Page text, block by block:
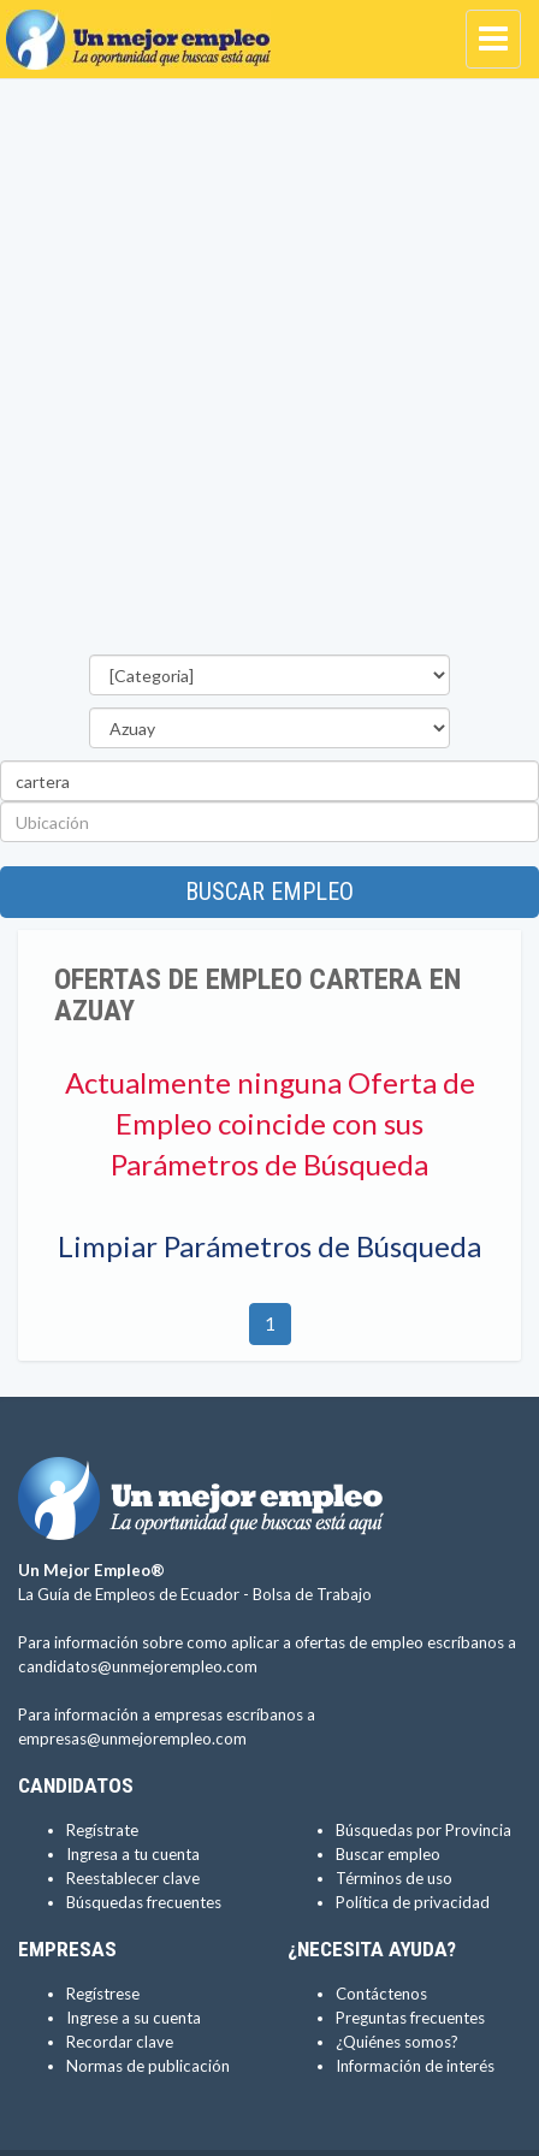
BUSCAR EMPLEO
OFERTAS DE EMPLEO CARTERA EN
AZUAY
Actualmente ninguna Oferta de
Empleo coincide con sus
Parámetros de Búsqueda
Limpiar Parámetros de Búsqueda
1
Un Mejor Empleo®
La Guía de Empleos de Ecuador - Bolsa de Trabajo
Para información sobre como aplicar a ofertas de empleo escríbanos a
candidatos@unmejorempleo.com
Para información a empresas escríbanos a
empresas@unmejorempleo.com
CANDIDATOS
Regístrate
Ingresa a tu cuenta
Reestablecer clave
Búsquedas frecuentes
Búsquedas por Provincia
Buscar empleo
Términos de uso
Política de privacidad
EMPRESAS
Regístrese
Ingrese a su cuenta
Recordar clave
Normas de publicación
¿NECESITA AYUDA?
Contáctenos
Preguntas frecuentes
¿Quiénes somos?
Información de interés